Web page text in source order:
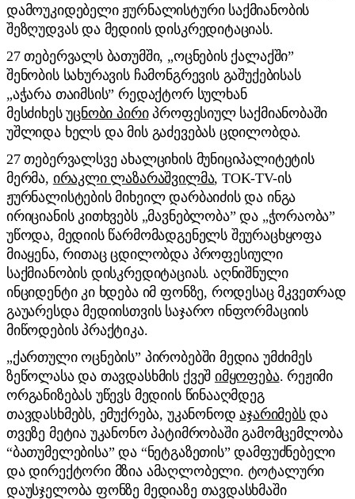
დამოუკიდებელი ჟურნალისტური საქმიანობის
შეზღუდვას და მედიის დისკრედიტაციას.
27 თებერვალს ბათუმში, „ოცნების ქალაქში”
შენობის სახურავის ჩამონგრევის გაშუქებისას
„აჭარა თაიმსის” რედაქტორ სულხან
მესძიხესუცნობი პირიპროფესიულ საქმიანობაში
უშლიდა ხელს და მის გაძევებას ცდილობდა.
27 თებერვალსვე ახალციხის მუნიციპალიტეტის
მერმა, ირაკლი ლაზარაშვილმა, TOK-TV-ის
ჟურნალისტების მიხეილ დარბაიძის და ინგა
ირიციანის კითხვებს „მავნებლობა” და „ჭორაობა”
უწოდა, მედიის წარმომადგენელს შეურაცხყოფა
მიაყენა, რითაც ცდილობდა პროფესიული
საქმიანობის დისკრედიტაციას. აღნიშნული
ინციდენტი კი ხდება იმ ფონზე, როდესაც მკვეთრად
გაუარესდა მედიისთვის საჯარო ინფორმაციის
მიწოდების პრაქტიკა.
„ქართული ოცნების” პირობებში მედია უმძიმეს
ზეწოლასა და თავდასხმის ქვეშ იმყოფება. რეჟიმი
ორგანიზებას უწევს მედიის წინააღმდეგ
თავდასხმებს, ემუქრება, უკანონოდაჯარიმებსდა
თვეზე მეტია უკანონო პატიმრობაში გამომცემლობა
“ბათუმელებისა” და “ნეტგაზეთის” დამფუძნებელი
და დირექტორი მზია ამაღლობელი. ტოტალური
დაუსჯელობა ფონზე მედიაზე თავდასხმაში